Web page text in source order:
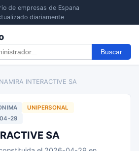
de empresas de Espana
diariamente
Buscar
INTERACTIVE SA
UNIPERSONAL
29
SA